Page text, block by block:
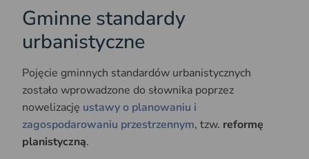
Gminne standardy
urbanistyczne
Pojęcie gminnych standardów urbanistycznych
zostało wprowadzone do słownika poprzez
nowelizację ustawy o planowaniu i
zagospodarowaniu przestrzennym, tzw. reformę
planistyczną.